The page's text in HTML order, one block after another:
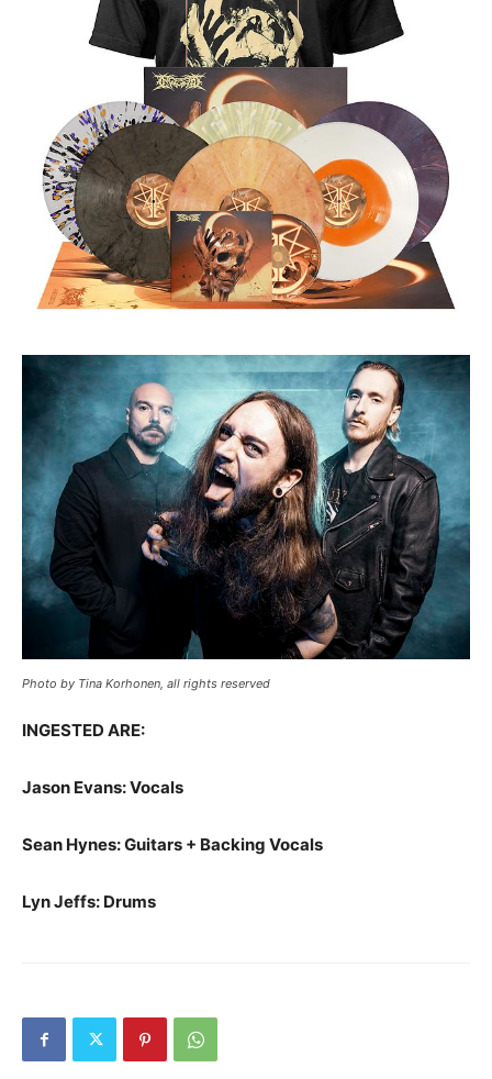
Photo by Tina Korhonen, all rights reserved
INGESTED ARE:
Jason Evans: Vocals
Sean Hynes: Guitars + Backing Vocals
Lyn Jeffs: Drums